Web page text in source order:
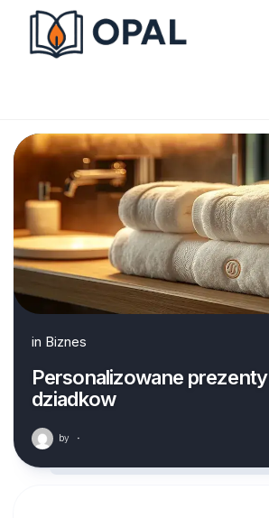
content
in Biznes
Personalizowane prezenty
dziadkow
by ·